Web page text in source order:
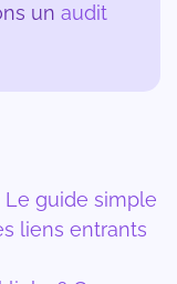
un audit
Le guide simple
liens entrants